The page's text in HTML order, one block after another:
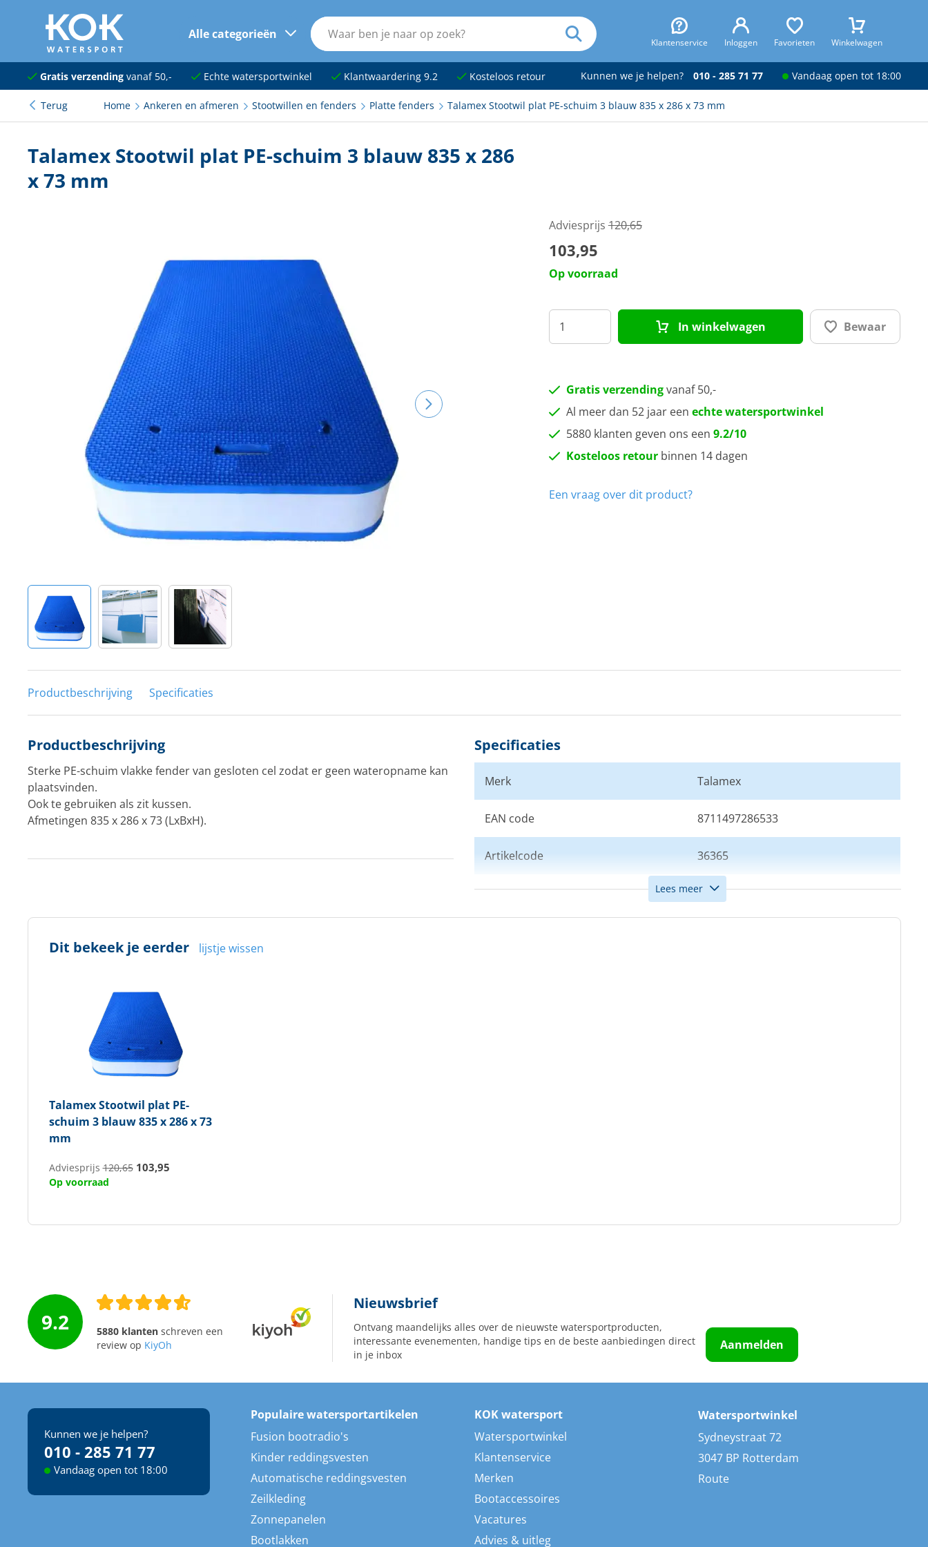
naar hoofdinhoud
Alle categorieën
Klantenservice Inloggen Favorieten Winkelwagen
Navigatie
Dekuitrusting
Kajuit en kombuis
Techniek en motor
Tuigage en dekbeslag
Veiligheid
Boten, toebehoren en fun
Meubels en lifestyle
SALE
Gratis verzendingvanaf 50,- Echte watersportwinkel Klantwaardering 9.2 Kosteloos retour Kunnen we je helpen? 010 - 285 71 77 Vandaag open tot 18:00
Terug Home Ankeren en afmeren Stootwillen en fenders Platte fenders Talamex Stootwil plat PE-schuim 3 blauw 835 x 286 x 73 mm
Talamex Stootwil plat PE-schuim 3 blauw 835 x 286
x 73 mm
Adviesprijs120,65
103,95
Op voorraad
In winkelwagen Bewaar
Gratis verzendingvanaf 50,-
Al meer dan 52 jaar een echte watersportwinkel
5880 klanten geven ons een 9.2/10
Kosteloos retourbinnen 14 dagen
Een vraag over dit product?
Productbeschrijving Specificaties
Productbeschrijving
Sterke PE-schuim vlakke fender van gesloten cel zodat er geen wateropname kan
plaatsvinden.
Ook te gebruiken als zit kussen.
Afmetingen 835 x 286 x 73 (LxBxH).
Specificaties
Merk Talamex
EAN code 8711497286533
Artikelcode 36365
Kleur Blauw
Lees meer
Dit bekeek je eerder lijstje wissen
TalamexStootwil plat PE-
schuim 3 blauw 835 x 286 x 73
mm
Adviesprijs120,65 103,95
Op voorraad
9.2 5880 klantenschreven een
review op KiyOh
Nieuwsbrief
Ontvang maandelijks alles over de nieuwste watersportproducten,
interessante evenementen, handige tips en de beste aanbiedingen direct
in je inbox
Aanmelden
Kunnen we je helpen?
010 - 285 71 77
Vandaag open tot 18:00
Populaire watersportartikelen
Fusion bootradio's
Kinder reddingsvesten
Automatische reddingsvesten
Zeilkleding
Zonnepanelen
Bootlakken
KOK watersport
Watersportwinkel
Klantenservice
Merken
Bootaccessoires
Vacatures
Advies & uitleg
Watersportwinkel
Sydneystraat 72
3047 BP Rotterdam
Route